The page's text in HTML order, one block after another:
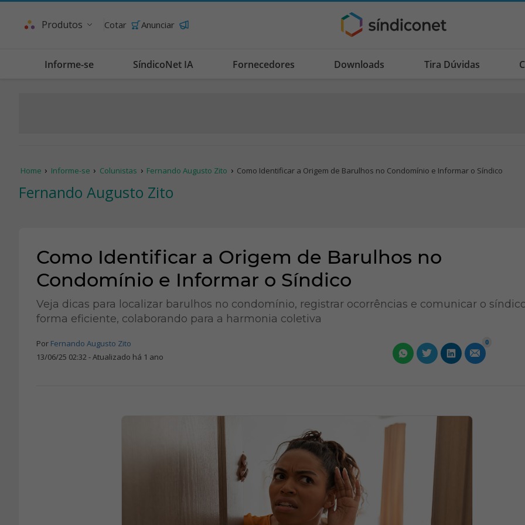
Produtos Cotar Anunciar
Informe-se SíndicoNet IA Fornecedores Downloads Tira Dúvidas
Home Informe-se Colunistas Fernando Augusto Zito Como Identificar a Origem de Barulhos no Condomínio e Informar o Síndico
Fernando Augusto Zito
Como Identificar a Origem de Barulhos no
Condomínio e Informar o Síndico
Veja dicas para localizar barulhos no condomínio, registrar ocorrências e comunicar o
forma eficiente, colaborando para a harmonia coletiva
Por Fernando Augusto Zito
13/06/25 02:32 - Atualizado há 1 ano
0